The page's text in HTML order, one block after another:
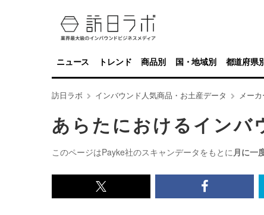
ニュース トレンド 商品別 国・地域別 都道府県
訪日ラボ インバウンド人気商品・お土産データ メー
あらたにおけるインバ
このページはPayke社のスキャンデータをもとに月に一
x<br>